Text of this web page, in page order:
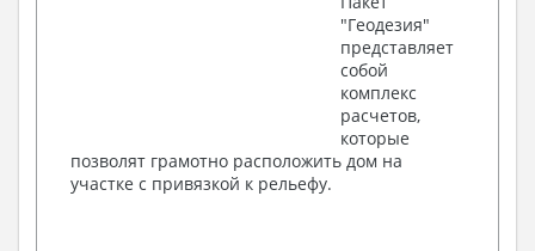
"Геодезия"
представляет
собой
комплекс
расчетов,
которые
позволят грамотно расположить дом на
участке с привязкой к рельефу.